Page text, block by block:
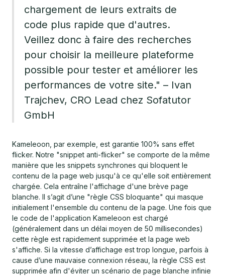
chargement de leurs extraits de
code plus rapide que d'autres.
Veillez donc à faire des recherches
pour choisir la meilleure plateforme
possible pour tester et améliorer les
performances de votre site." – Ivan
Trajchev, CRO Lead chez Sofatutor
GmbH
Kameleoon, par exemple, est garantie 100% sans effet
flicker. Notre "snippet anti-flicker" se comporte de la même
manière que les snippets synchrones qui bloquent le
contenu de la page web jusqu'à ce qu'elle soit entièrement
chargée. Cela entraîne l'affichage d'une brève page
blanche. Il s’agit d’une "règle CSS bloquante" qui masque
initialement l'ensemble du contenu de la page. Une fois que
le code de l'application Kameleoon est chargé
(généralement dans un délai moyen de 50 millisecondes)
cette règle est rapidement supprimée et la page web
s'affiche. Si la vitesse d’affichage est trop longue, parfois à
cause d’une mauvaise connexion réseau, la règle CSS est
supprimée afin d'éviter un scénario de page blanche infinie